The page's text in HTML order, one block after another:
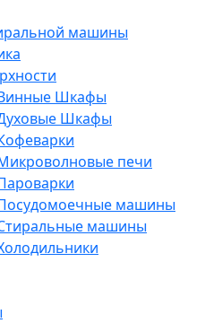
машины
Шкафы
Шкафы
печи
машины
машины